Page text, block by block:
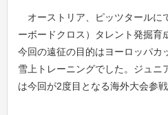
オーストリア、ピッツタールに
ーボードクロス）タレント発掘育
今回の遠征の目的はヨーロッパカ
雪上トレーニングでした。ジュニ
は今回が2度目となる海外大会参戦